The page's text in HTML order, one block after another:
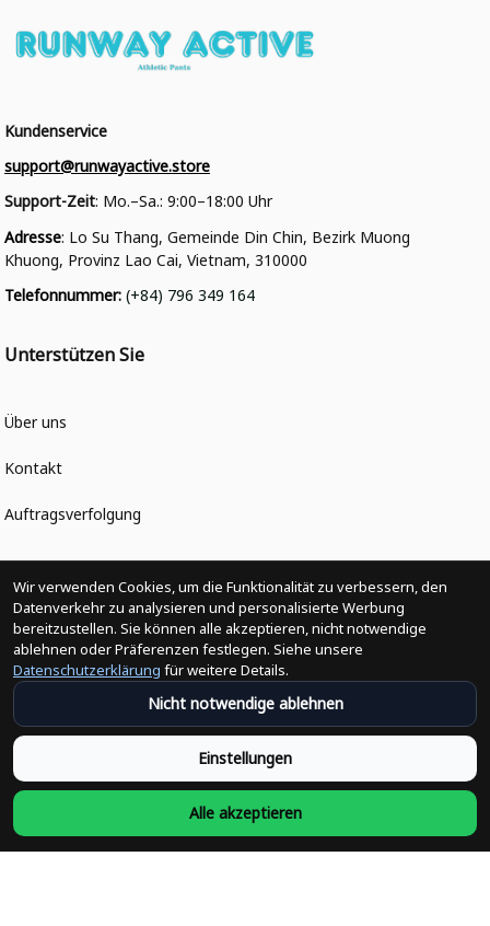
Kundenservice
support@runwayactive.store
Support-Zeit: Mo.–Sa.: 9:00–18:00 Uhr
Adresse: Lo Su Thang, Gemeinde Din Chin, Bezirk Muong
Khuong, Provinz Lao Cai, Vietnam, 310000
Telefonnummer: (+84) 796 349 164
Unterstützen Sie
Über uns
Kontakt
Auftragsverfolgung
Politiken
Änderungen der Bestellung
Versandpolitik
Rückerstattungsrichtlinie
Rückgabepolitik
Wir verwenden Cookies, um die Funktionalität zu verbessern, den
Datenverkehr zu analysieren und personalisierte Werbung
bereitzustellen. Sie können alle akzeptieren, nicht notwendige
ablehnen oder Präferenzen festlegen. Siehe unsere
Datenschutzerklärung für weitere Details.
Nicht notwendige ablehnen
Einstellungen
Alle akzeptieren